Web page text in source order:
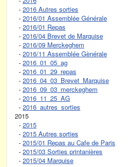
- 2016 Autres sorties
- 2016/01 Assemblée Générale
- 2016/01 Repas
- 2016/04 Brevet de Marquise
- 2016/09 Merckeghem
- 2016/11 Assemblée Gènérale
- 2016_01_05_ag
- 2016_01_29_repas
- 2016_04_03_Brevet_Marquise
- 2016_09_03_merckeghem
- 2016_11_25_AG
- 2016_autres_sorties
2015
- 2015
- 2015 Autres sorties
- 2015/01 Repas au Cafe de Paris
- 2015/03 Sorties printanières
- 2015/04 Marquise